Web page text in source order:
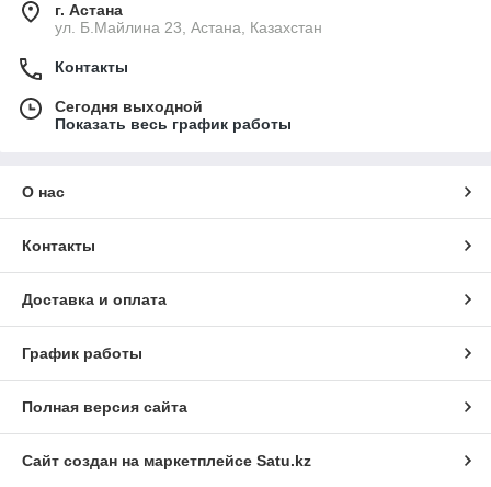
г. Астана
ул. Б.Майлина 23, Астана, Казахстан
Контакты
Сегодня выходной
Показать весь график работы
О нас
Контакты
Доставка и оплата
График работы
Полная версия сайта
Сайт создан на маркетплейсе Satu.kz